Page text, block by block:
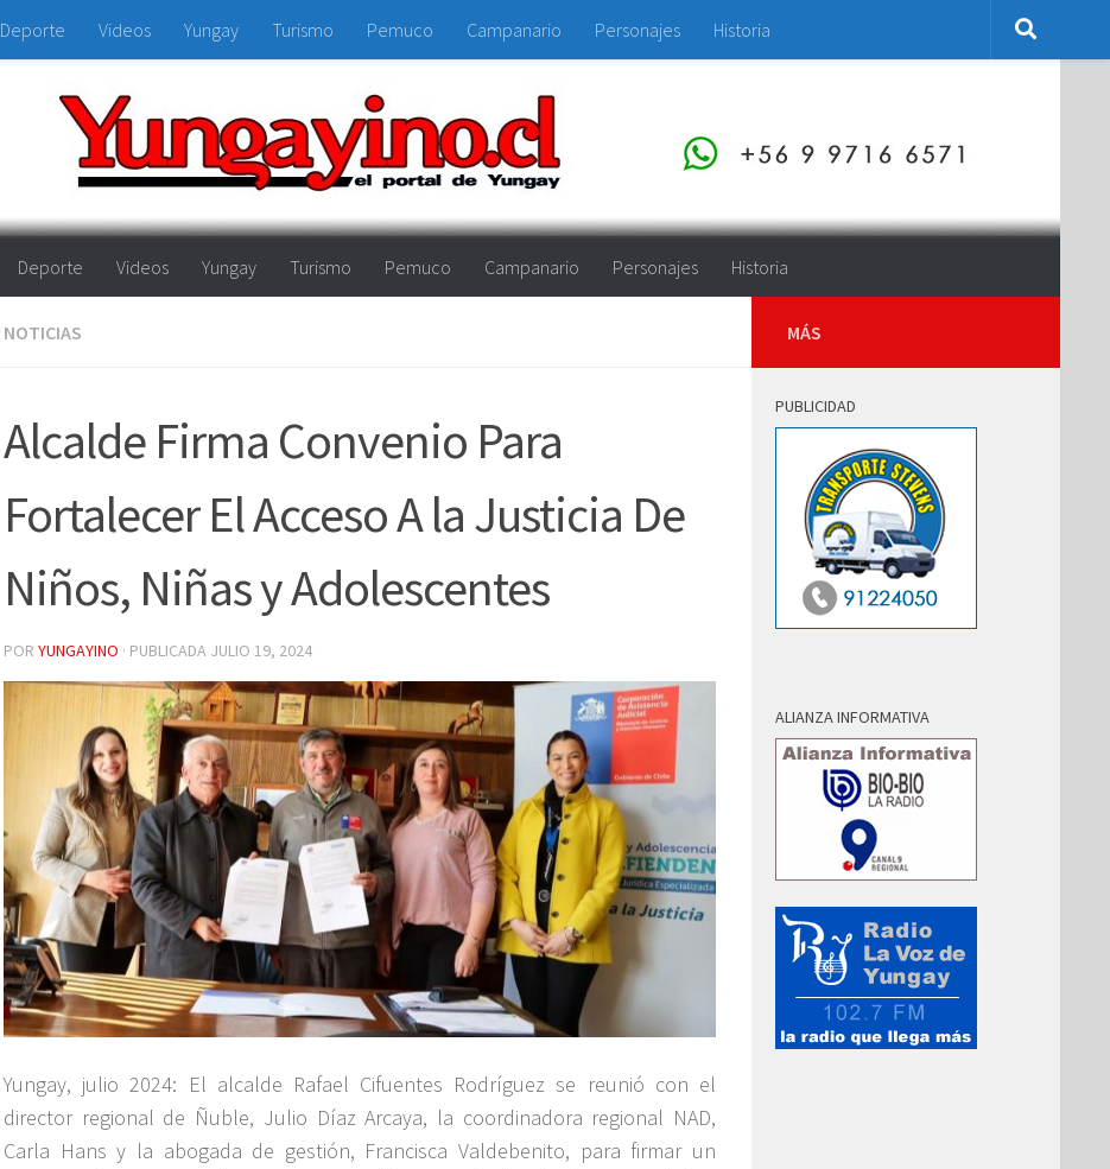
Deporte Videos Yungay Turismo Pemuco Campanario Personajes Historia
Deporte Videos Yungay Turismo Pemuco Campanario Personajes Historia
NOTICIAS
Alcalde Firma Convenio Para
Fortalecer El Acceso A la Justicia De
Niños, Niñas y Adolescentes
POR YUNGAYINO · PUBLICADA JULIO 19, 2024
Yungay, julio 2024: El alcalde Rafael Cifuentes Rodríguez se reunió con el
director regional de Ñuble, Julio Díaz Arcaya, la coordinadora regional NAD,
Carla Hans y la abogada de gestión, Francisca Valdebenito, para firmar un
MÁS
PUBLICIDAD
ALIANZA INFORMATIVA